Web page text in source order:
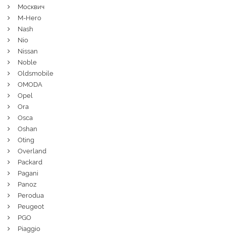
Москвич
M-Hero
Nash
Nio
Nissan
Noble
Oldsmobile
OMODA
Opel
Ora
Osca
Oshan
Oting
Overland
Packard
Pagani
Panoz
Perodua
Peugeot
PGO
Piaggio